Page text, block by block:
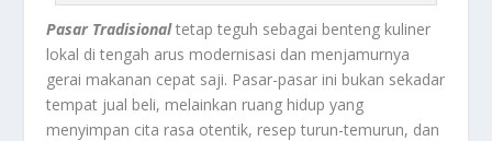
Pasar Tradisional tetap teguh sebagai benteng kuliner
lokal di tengah arus modernisasi dan menjamurnya
gerai makanan cepat saji. Pasar-pasar ini bukan sekadar
tempat jual beli, melainkan ruang hidup yang
menyimpan cita rasa otentik, resep turun-temurun, dan